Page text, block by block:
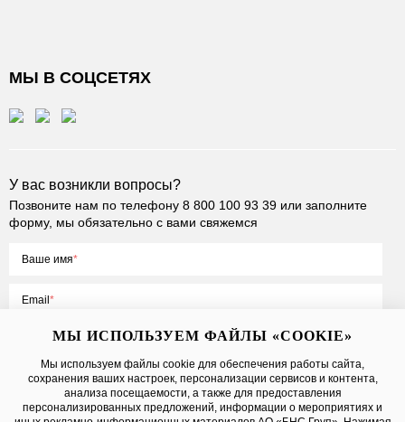
МЫ В СОЦСЕТЯХ
У вас возникли вопросы?
Позвоните нам по телефону 8 800 100 93 39 или заполните
форму, мы обязательно с вами свяжемся
Ваше имя
Email
Нажимая на кнопку «Отправить», вы принимаете условияПубличной
оферты, даетесогласие на обработку персональных данных
МЫ ИСПОЛЬЗУЕМ ФАЙЛЫ «COOKIE»
Мы используем файлы cookie для обеспечения работы сайта,
сохранения ваших настроек, персонализации сервисов и контента,
анализа посещаемости, а также для предоставления
персонализированных предложений, информации о мероприятиях и